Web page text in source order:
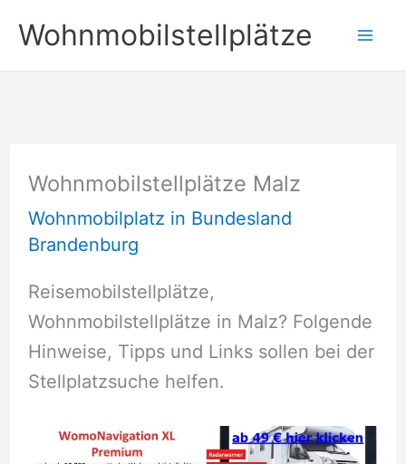
Inhalt
springen
Wohnmobilstellplätze
Wohnmobilstellplätze Malz
Wohnmobilplatz in Bundesland
Brandenburg
Reisemobilstellplätze,
Wohnmobilstellplätze in Malz? Folgende
Hinweise, Tipps und Links sollen bei der
Stellplatzsuche helfen.